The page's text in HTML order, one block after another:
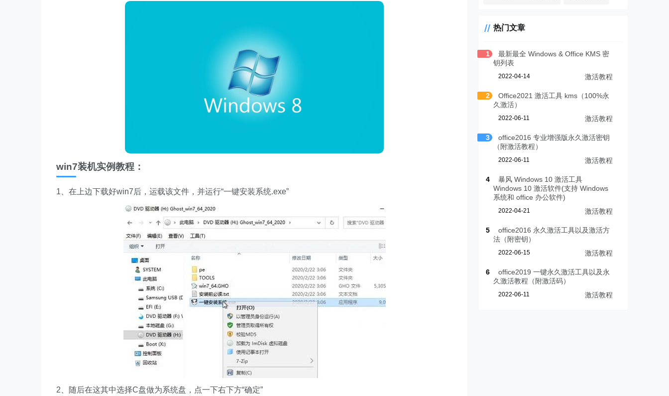
win7装机实例教程：
1、在上边下载好win7后，运载该文件，并运行“一键安装系统.exe”
2、随后在这其中选择C盘做为系统盘，点一下右下方“确定”
热门文章
1
最新最全 Windows & Office KMS 密
钥列表
2022-04-14 激活教程
2
Office2021 激活工具 kms（100%永
久激活）
2022-06-11 激活教程
3
office2016 专业增强版永久激活密钥
（附激活教程）
2022-06-11 激活教程
4
暴风 Windows 10 激活工具
Windows 10 激活软件(支持 Windows
系统和 office 办公软件)
2022-04-21 激活教程
5
office2016 永久激活工具以及激活方
法（附密钥）
2022-06-15 激活教程
6
office2019 一键永久激活工具以及永
久激活教程（附激活码）
2022-06-11 激活教程